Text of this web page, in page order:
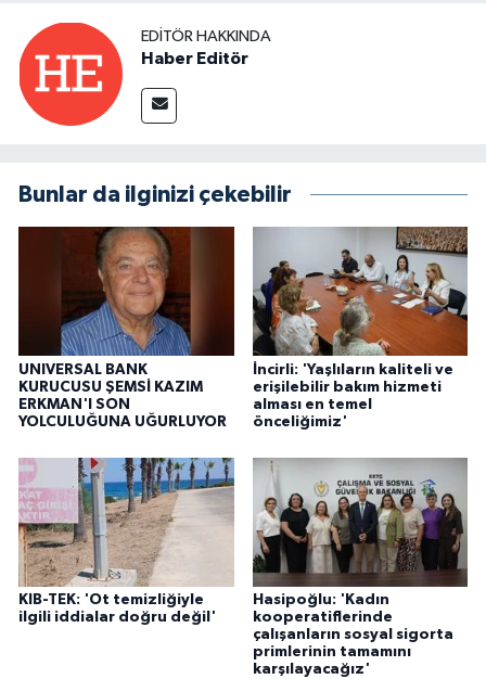
EDITÖR HAKKINDA
Haber Editör
Bunlar da ilginizi çekebilir
UNIVERSAL BANK
KURUCUSU ŞEMSİ KAZIM
ERKMAN'I SON
YOLCULUĞUNA UĞURLUYOR
İncirli: 'Yaşlıların kaliteli ve
erişilebilir bakım hizmeti
alması en temel
önceliğimiz'
KIB-TEK: 'Ot temizliğiyle
ilgili iddialar doğru değil'
Hasipoğlu: 'Kadın
kooperatiflerinde
çalışanların sosyal sigorta
primlerinin tamamını
karşılayacağız'